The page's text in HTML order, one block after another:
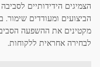
הצמיגים הידידותיים
הביצועים ומעודדים
מקטינים את ההשפעה
לבחירה אחראית ללקוחות.